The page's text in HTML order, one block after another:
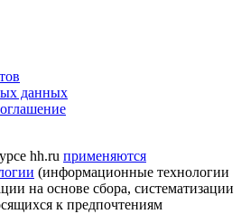
данных
hh.ru применяются
(информационные технологии
на основе сбора, систематизации
к предпочтениям